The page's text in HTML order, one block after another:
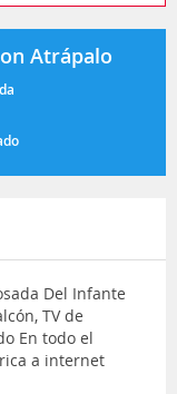
Atrápalo
Del Infante
TV de
En todo el
a internet